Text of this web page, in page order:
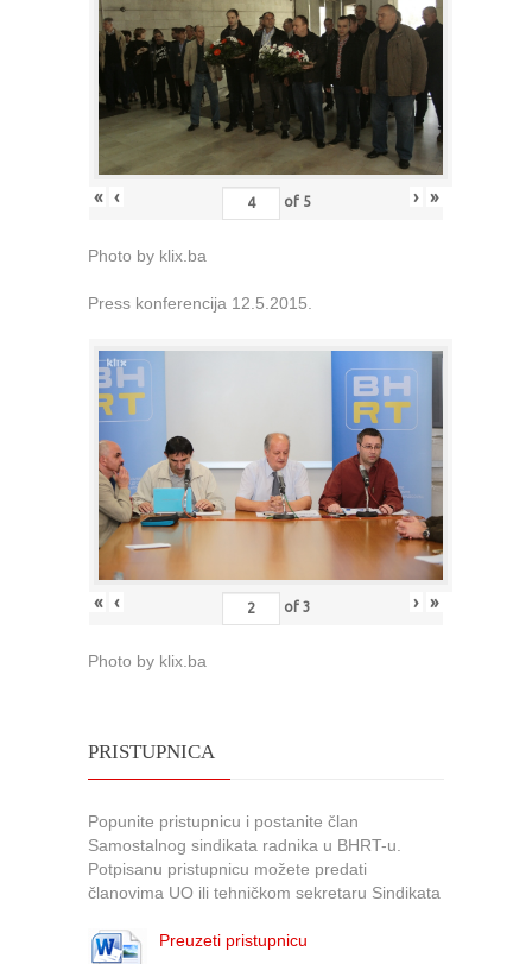
« ‹ of 5 › »
Photo by klix.ba
Press konferencija 12.5.2015.
« ‹ of 3 › »
Photo by klix.ba
PRISTUPNICA
Popunite pristupnicu i postanite član
Samostalnog sindikata radnika u BHRT-u.
Potpisanu pristupnicu možete predati
članovima UO ili tehničkom sekretaru Sindikata
Preuzeti pristupnicu